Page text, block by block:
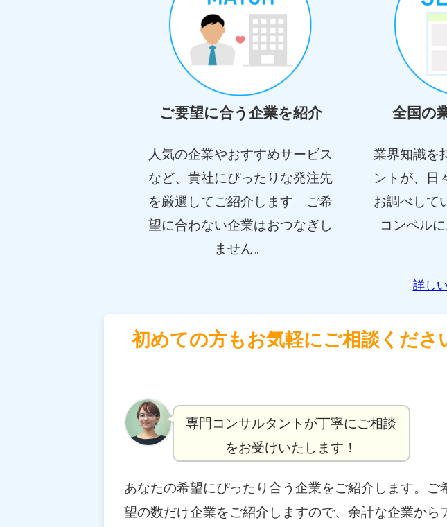
ご要望に合う企業を紹介
人気の企業やおすすめサービス
など、貴社にぴったりな発注先
を厳選してご紹介します。ご希
望に合わない企業はおつなぎし
ません。
全国の
業界知識を
ントが、日
お調べして
コンペル
詳し
初めての方もお気軽にご相談くださ
専門コンサルタントが丁寧にご相談
をお受けいたします！
あなたの希望にぴったり合う企業をご紹介します。ご
望の数だけ企業をご紹介しますので、余計な企業から